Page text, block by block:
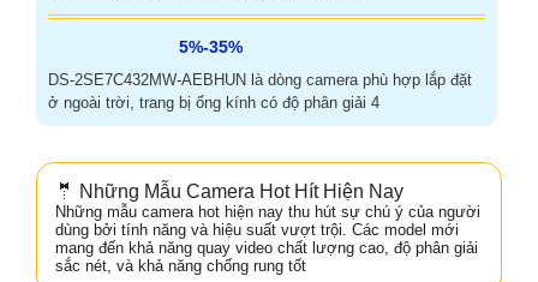
5%-35%
DS-2SE7C432MW-AEBHUN là dòng camera phù hợp lắp đặt
ở ngoài trời, trang bị ống kính có độ phân giải 4
🤵 Những Mẫu Camera Hot Hít Hiện Nay
Những mẫu camera hot hiện nay thu hút sự chú ý của người
dùng bởi tính năng và hiệu suất vượt trội. Các model mới
mang đến khả năng quay video chất lượng cao, độ phân giải
sắc nét, và khả năng chống rung tốt